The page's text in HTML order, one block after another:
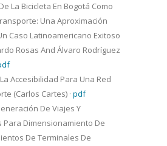
La Bicicleta En Bogotá Como
Una Aproximación
Caso Latinoamericano Exitoso
Rosas And Álvaro Rodríguez
Accesibilidad Para Una Red
(Carlos Cartes) · pdf
De Viajes Y
Para Dimensionamiento De
De Terminales De